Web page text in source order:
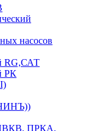
насосов
RG,САТ
РК
ПВКВ, ПРКА,